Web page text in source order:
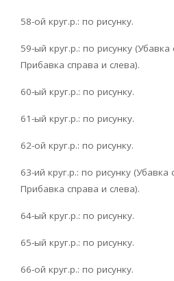
58-ой круг.р.: по рисунку.
59-ый круг.р.: по рисунку
Прибавка справа и слева).
60-ый круг.р.: по рисунку.
61-ый круг.р.: по рисунку.
62-ой круг.р.: по рисунку.
63-ий круг.р.: по рисунку (Убавка
Прибавка справа и слева).
64-ый круг.р.: по рисунку.
65-ый круг.р.: по рисунку.
66-ой круг.р.: по рисунку.